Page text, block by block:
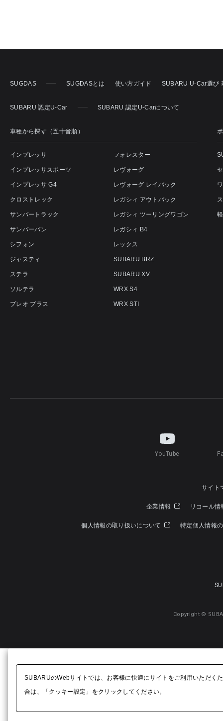
SUGDAS SUGDASとは 使い方ガイド SUBARU U-Car選び
SUBARU 認定U-Car SUBARU 認定U-Carについて
車種から探す（五十音順）
インプレッサ
インプレッサスポーツ
インプレッサ G4
クロストレック
サンバートラック
サンバーバン
シフォン
ジャスティ
ステラ
ソルテラ
プレオ プラス
フォレスター
レヴォーグ
レヴォーグ レイバック
レガシィ アウトバック
レガシィ ツーリングワゴン
レガシィ B4
レックス
SUBARU BRZ
SUBARU XV
WRX S4
WRX STI
YouTube
サイト
企業情報 リコール
個人情報の取り扱いについて 特定個人情報
Copyright ©
SUBARUのWebサイトでは、お客様に快適にサイトをご利用いただく
合は、「クッキー設定」をクリックしてください。​